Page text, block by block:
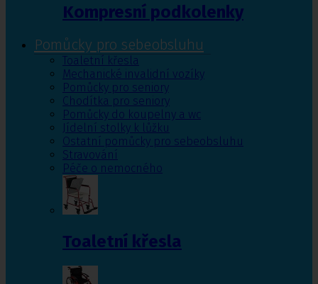
Kompresní podkolenky
Pomůcky pro sebeobsluhu
Toaletní křesla
Mechanické invalidní vozíky
Pomůcky pro seniory
Chodítka pro seniory
Pomůcky do koupelny a wc
Jídelní stolky k lůžku
Ostatní pomůcky pro sebeobsluhu
Stravování
Péče o nemocného
Toaletní křesla